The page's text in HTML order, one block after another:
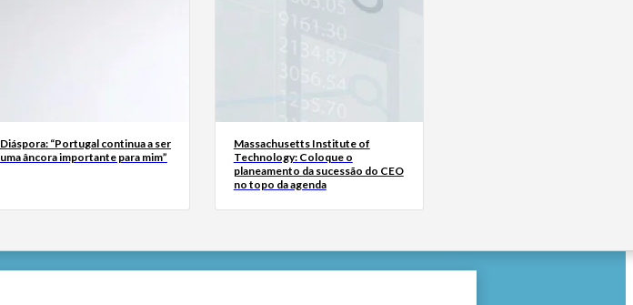
Diáspora: “Portugal continua a ser
uma âncora importante para mim”
Massachusetts Institute of
Technology: Coloque o
planeamento da sucessão do CEO
no topo da agenda